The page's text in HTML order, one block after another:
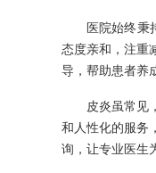
医院始终秉
态度亲和，注重
导，帮助患者养
皮炎虽常见
和人性化的服务
询，让专业医生